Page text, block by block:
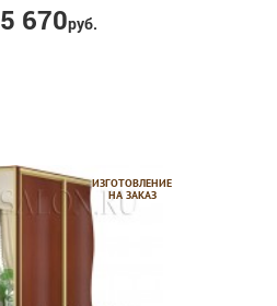
5 670руб.
ИЗГОТОВЛЕНИЕ
НА ЗАКАЗ